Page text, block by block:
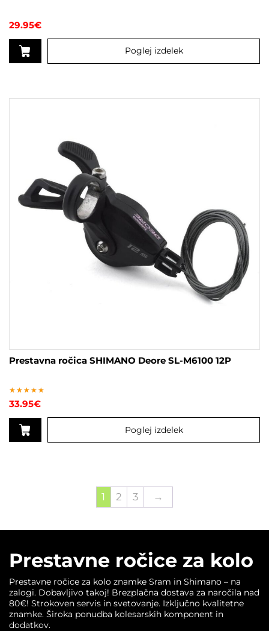
29.95€
Poglej izdelek
Prestavna ročica SHIMANO Deore SL-M6100 12P
Ocenjeno
5.00
33.95€
Poglej izdelek
1 2 3 →
Prestavne ročice za kolo
Prestavne ročice za kolo znamke Sram in Shimano – na
zalogi. Dobavljivo takoj! Brezplačna dostava za naročila nad
80€! Strokoven servis in svetovanje. Izključno kvalitetne
znamke. Široka ponudba kolesarskih komponent in
dodatkov.